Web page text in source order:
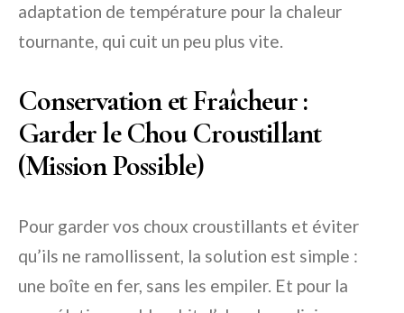
adaptation de température pour la chaleur
tournante, qui cuit un peu plus vite.
Conservation et Fraîcheur :
Garder le Chou Croustillant
(Mission Possible)
Pour garder vos choux croustillants et éviter
qu’ils ne ramollissent, la solution est simple :
une boîte en fer, sans les empiler. Et pour la